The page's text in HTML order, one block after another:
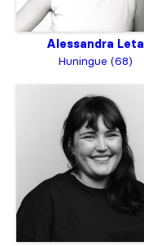
Alessandra Leta
Huningue (68)